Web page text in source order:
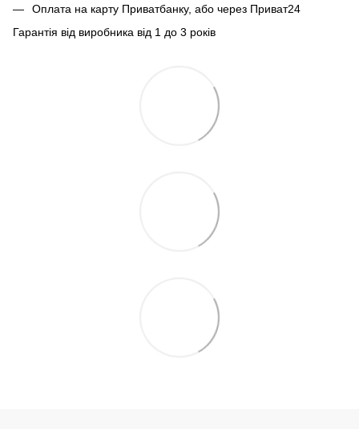
Оплата на карту Приватбанку, або через Приват24
Гарантія від виробника від 1 до 3 років